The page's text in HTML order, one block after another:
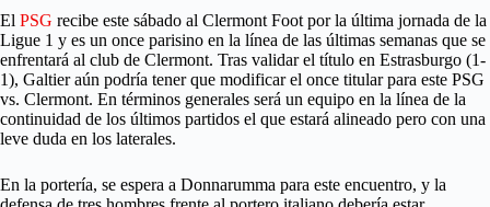
El PSG recibe este sábado al Clermont Foot por la última jornada de la
Ligue 1 y es un once parisino en la línea de las últimas semanas que se
enfrentará al club de Clermont. Tras validar el título en Estrasburgo (1-
1), Galtier aún podría tener que modificar el once titular para este PSG
vs. Clermont. En términos generales será un equipo en la línea de la
continuidad de los últimos partidos el que estará alineado pero con una
leve duda en los laterales.
En la portería, se espera a Donnarumma para este encuentro, y la